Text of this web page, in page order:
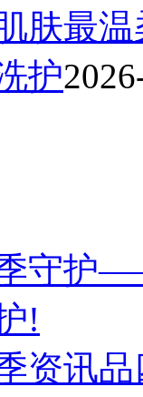
肤最
护
守护
!
资讯品